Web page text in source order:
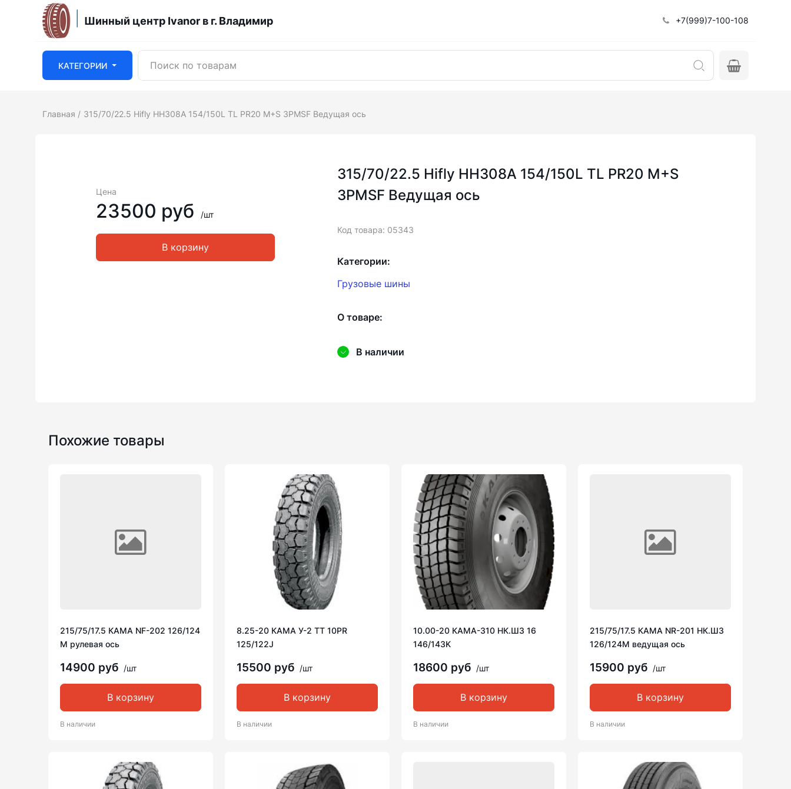
Шинный центр Ivanor в г. Владимир +7(999)7-100-108
КАТЕГОРИИ
Главная 315/70/22.5 Hifly HH308A 154/150L TL PR20 M+S 3PMSF Ведущая ось
Цена
23500 руб /шт
В корзину
315/70/22.5 Hifly HH308A 154/150L TL PR20 M+S
3PMSF Ведущая ось
Код товара: 05343
Категории:
Грузовые шины
О товаре:
В наличии
Похожие товары
215/75/17.5 КАМА NF-202 126/124
M рулевая ось
14900 руб /шт
В корзину
В наличии
8.25-20 КАМА У-2 TT 10PR
125/122J
15500 руб /шт
В корзину
В наличии
10.00-20 КАМА-310 НК.ШЗ 16
146/143K
18600 руб /шт
В корзину
В наличии
215/75/17.5 КАМА NR-201 НК.ШЗ
126/124M ведущая ось
15900 руб /шт
В корзину
В наличии